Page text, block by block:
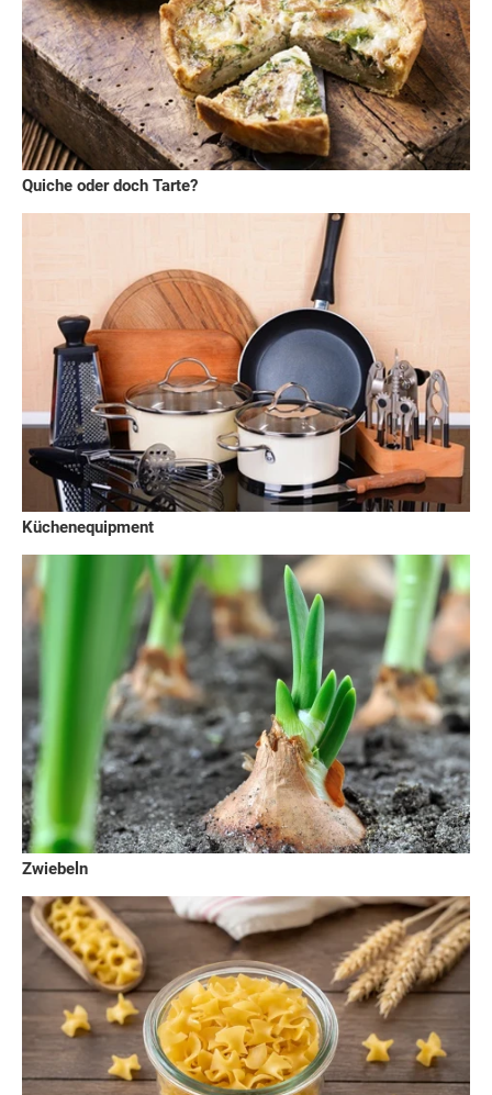
Quiche oder doch Tarte?
Küchenequipment
Zwiebeln